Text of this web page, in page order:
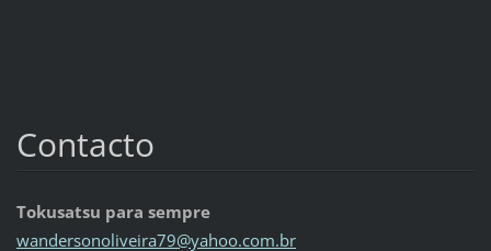
Contacto
Tokusatsu para sempre
wandersonoliveira79@yahoo.com.br